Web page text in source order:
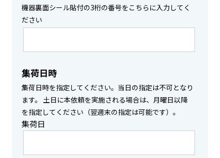
機器裏面シール貼付の3桁の番号をこちらに入力してく
ださい
集荷日時
集荷日時を指定してください。当日の指定は不可となり
ます。 土日に本依頼を実施される場合は、月曜日以降
を指定してください（翌週末の指定は可能です）。
集荷日